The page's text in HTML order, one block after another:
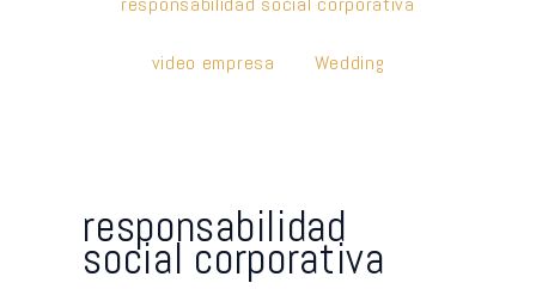
video empresa Wedding
responsabilidad
social corporativa